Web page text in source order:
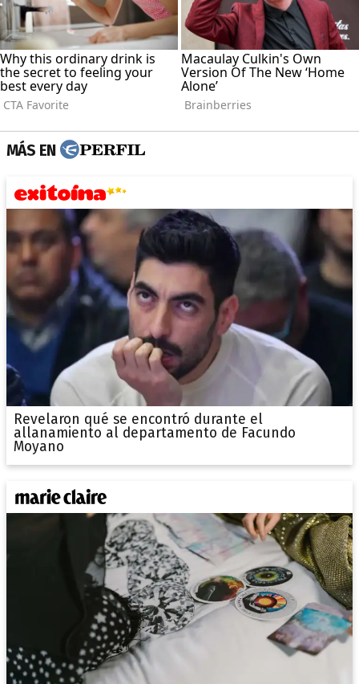
MÁS EN
Revelaron qué se encontró durante el
allanamiento al departamento de Facundo
Moyano